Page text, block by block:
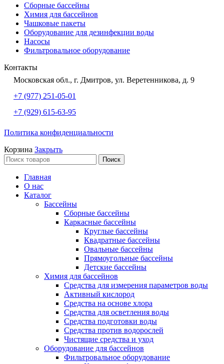
Сборные бассейны
Химия для бассейнов
Чашковые пакеты
Оборудование для дезинфекции воды
Насосы
Фильтровальное оборудование
Контакты
Московская обл., г. Дмитров, ул. Веретенникова, д. 9
+7 (977) 251-05-01
+7 (929) 615-63-95
Политика конфиденциальности
Корзина Закрыть
Поиск
Главная
О нас
Каталог
Бассейны
Сборные бассейны
Каркасные бассейны
Круглые бассейны
Квадратные бассейны
Овальные бассейны
Прямоугольные бассейны
Детские бассейны
Химия для бассейнов
Средства для измерения параметров воды
Активный кислород
Средства на основе хлора
Средства для осветления воды
Средства подготовки воды
Средства против водорослей
Чистящие средства и уход
Оборудование для бассейнов
Фильтровальное оборудование